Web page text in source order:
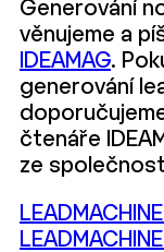
Generování
věnujeme a
IDEAMAG.
generování
čtenáře
ze